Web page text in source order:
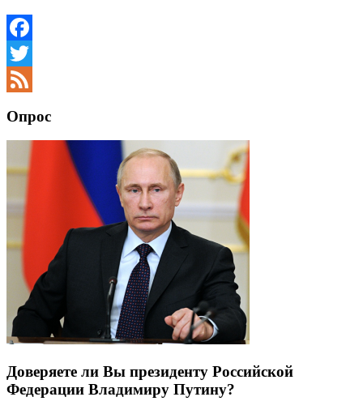
Facebook
Twitter
Опрос
Доверяете ли Вы президенту Российской
Федерации Владимиру Путину?